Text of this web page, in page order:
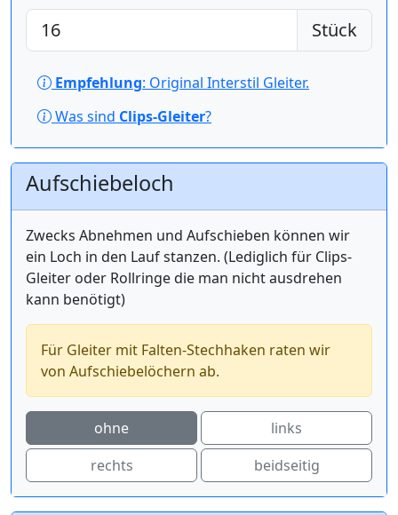
Stück
Empfehlung: Original Interstil Gleiter.
Was sind Clips-Gleiter?
Aufschiebeloch
Zwecks Abnehmen und Aufschieben können wir
ein Loch in den Lauf stanzen. (Lediglich für Clips-
Gleiter oder Rollringe die man nicht ausdrehen
kann benötigt)
Für Gleiter mit Falten-Stechhaken raten wir
von Aufschiebelöchern ab.
ohne
links
rechts
beidseitig